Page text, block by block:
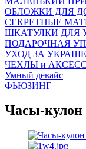
ОБЛОЖКИ ДЛЯ
СЕКРЕТНЫЕ
ШКАТУЛКИ ДЛЯ
ПОДАРОЧНАЯ
УХОД ЗА
ЧEХЛЫ и
Умный девайс
ФЬЮЗИНГ
Часы-кулон